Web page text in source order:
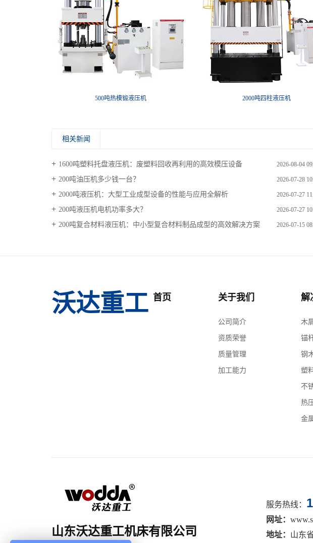
2000吨四柱液压机 1600吨四柱液压机
相关新闻
1600吨塑料托盘液压机：废塑料回收再利用的高效模压设备 2026-08-04
200吨油压机多少钱一台？ 2026-07-28
2000吨液压机：大型工业成型设备的性能与应用全解析 2026-07-27
200吨液压机电机功率多大？ 2026-07-27
200吨复合材料液压机：中小型复合材料制品成型的高效解决方案 2026-07-15
沃达重工 首页 关于我们
公司简介
资质荣誉
质量管理
加工能力
解
木
锚
钢
塑
不
热
金
山东沃达重工机床有限公司
服务热线：
网址：
地址： 山东